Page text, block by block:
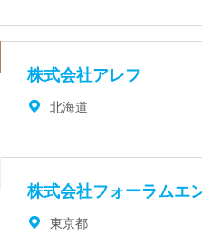
株式会社アレフ
北海道
株式会社フォーラムエ
東京都